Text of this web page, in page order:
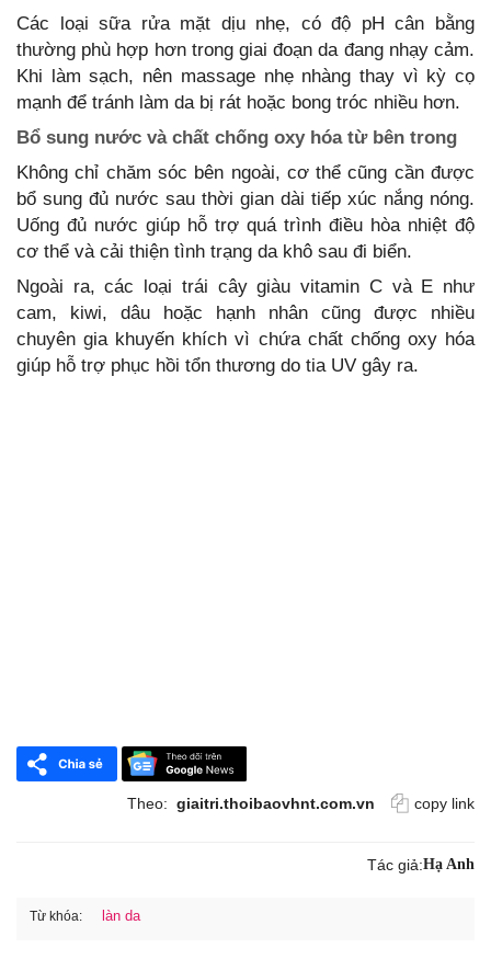
Các loại sữa rửa mặt dịu nhẹ, có độ pH cân bằng
thường phù hợp hơn trong giai đoạn da đang nhạy cảm.
Khi làm sạch, nên massage nhẹ nhàng thay vì kỳ cọ
mạnh để tránh làm da bị rát hoặc bong tróc nhiều hơn.
Bổ sung nước và chất chống oxy hóa từ bên trong
Không chỉ chăm sóc bên ngoài, cơ thể cũng cần được
bổ sung đủ nước sau thời gian dài tiếp xúc nắng nóng.
Uống đủ nước giúp hỗ trợ quá trình điều hòa nhiệt độ
cơ thể và cải thiện tình trạng da khô sau đi biển.
Ngoài ra, các loại trái cây giàu vitamin C và E như
cam, kiwi, dâu hoặc hạnh nhân cũng được nhiều
chuyên gia khuyến khích vì chứa chất chống oxy hóa
giúp hỗ trợ phục hồi tổn thương do tia UV gây ra.
Theo: giaitri.thoibaovhnt.com.vn copy link
Tác giả:Hạ Anh
Từ khóa: làn da